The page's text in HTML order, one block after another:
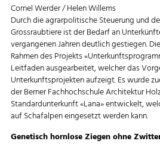
Cornel Werder / Helen Willems
Durch die agrarpolitische Steuerung und
Grossraubtiere ist der Bedarf an
vergangenen Jahren deutlich gestiegen.
Rahmen des Projekts
Leitfaden ausgearbeitet, welcher das
Unterkunftsprojekten aufzeigt. Es wurde
der Berner Fachhochschule Architektur
Standardunterkunft «Lana» entwickelt,
auf Schafalpen eingesetzt werden kann.
Genetisch hornlose Ziegen ohne